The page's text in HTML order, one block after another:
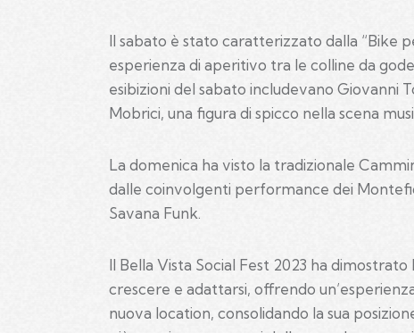
Il sabato è stato caratterizzato dalla “Bike
esperienza di aperitivo tra le colline da
esibizioni del sabato includevano Giovanni
Mobrici, una figura di spicco nella scena
La domenica ha visto la tradizionale
dalle coinvolgenti performance dei
Savana Funk.
Il Bella Vista Social Fest 2023 ha dimostrato
crescere e adattarsi, offrendo
nuova location, consolidando la sua